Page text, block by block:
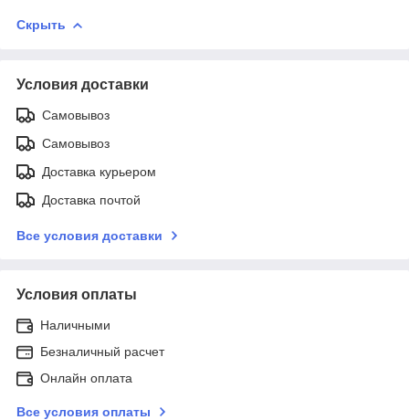
Скрыть
Условия доставки
Самовывоз
Самовывоз
Доставка курьером
Доставка почтой
Все условия доставки
Условия оплаты
Наличными
Безналичный расчет
Онлайн оплата
Все условия оплаты